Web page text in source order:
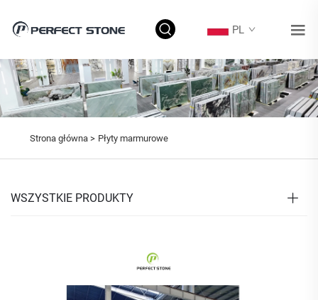
PL
Strona główna > Płyty marmurowe
WSZYSTKIE PRODUKTY